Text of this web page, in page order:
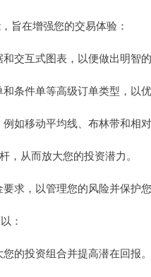
旨在增强您的交易体验：
交互式图表，以便做出明智的
条件单等高级订单类型，以优
如移动平均线、布林带和相
，从而放大您的投资潜力。
求，以管理您的风险并保护您
：
的投资组合并提高潜在回报。